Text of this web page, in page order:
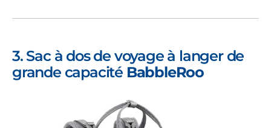
3. Sac à dos de voyage à langer de
grande capacité BabbleRoo